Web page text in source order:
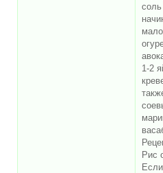
соль
1-2
Рис